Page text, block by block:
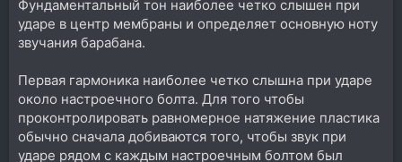
Фундаментальный тон наиболее четко слышен при
ударе в центр мембраны и определяет основную ноту
звучания барабана.
Первая гармоника наиболее четко слышна при ударе
около настроечного болта. Для того чтобы
проконтролировать равномерное натяжение пластика
обычно сначала добиваются того, чтобы звук при
ударе рядом с каждым настроечным болтом был